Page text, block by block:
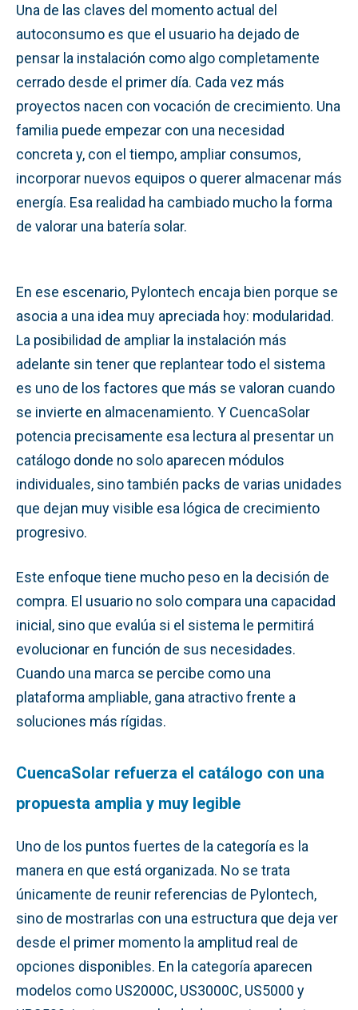
Una de las claves del momento actual del
autoconsumo es que el usuario ha dejado de
pensar la instalación como algo completamente
cerrado desde el primer día. Cada vez más
proyectos nacen con vocación de crecimiento. Una
familia puede empezar con una necesidad
concreta y, con el tiempo, ampliar consumos,
incorporar nuevos equipos o querer almacenar más
energía. Esa realidad ha cambiado mucho la forma
de valorar una batería solar.
En ese escenario, Pylontech encaja bien porque se
asocia a una idea muy apreciada hoy: modularidad.
La posibilidad de ampliar la instalación más
adelante sin tener que replantear todo el sistema
es uno de los factores que más se valoran cuando
se invierte en almacenamiento. Y CuencaSolar
potencia precisamente esa lectura al presentar un
catálogo donde no solo aparecen módulos
individuales, sino también packs de varias unidades
que dejan muy visible esa lógica de crecimiento
progresivo.
Este enfoque tiene mucho peso en la decisión de
compra. El usuario no solo compara una capacidad
inicial, sino que evalúa si el sistema le permitirá
evolucionar en función de sus necesidades.
Cuando una marca se percibe como una
plataforma ampliable, gana atractivo frente a
soluciones más rígidas.
CuencaSolar refuerza el catálogo con una
propuesta amplia y muy legible
Uno de los puntos fuertes de la categoría es la
manera en que está organizada. No se trata
únicamente de reunir referencias de Pylontech,
sino de mostrarlas con una estructura que deja ver
desde el primer momento la amplitud real de
opciones disponibles. En la categoría aparecen
modelos como US2000C, US3000C, US5000 y